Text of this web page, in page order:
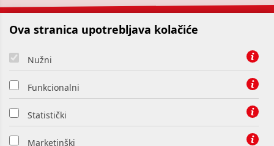
Uvjeti korištenja
Ova stranica upotrebljava kolačiće
Nužni
Funkcionalni
Statistički
Marketinški